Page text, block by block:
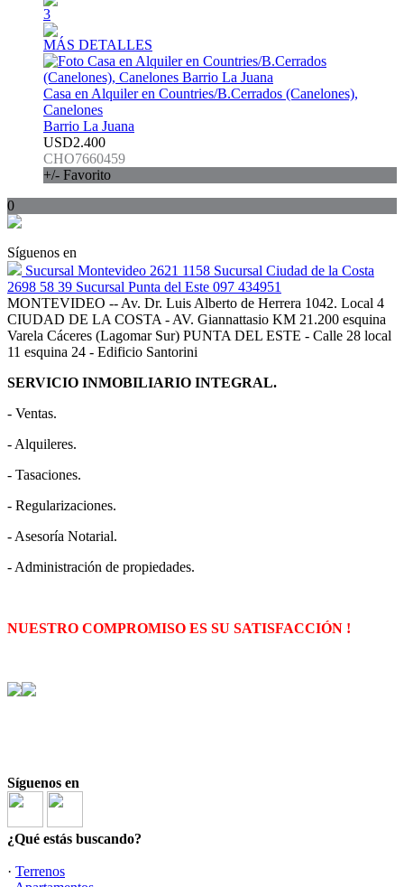
3
MÁS DETALLES
Casa en Alquiler en Countries/B.Cerrados (Canelones),
Canelones
Barrio La Juana
USD2.400
CHO7660459
+/- Favorito
0
Síguenos en
Sucursal Montevideo 2621 1158 Sucursal Ciudad de la Costa
2698 58 39 Sucursal Punta del Este 097 434951
MONTEVIDEO -- Av. Dr. Luis Alberto de Herrera 1042. Local 4
CIUDAD DE LA COSTA - AV. Giannattasio KM 21.200 esquina
Varela Cáceres (Lagomar Sur) PUNTA DEL ESTE - Calle 28 local
11 esquina 24 - Edificio Santorini
SERVICIO INMOBILIARIO INTEGRAL.
- Ventas.
- Alquileres.
- Tasaciones.
- Regularizaciones.
- Asesoría Notarial.
- Administración de propiedades.
NUESTRO COMPROMISO ES SU SATISFACCIÓN !
Síguenos en
¿Qué estás buscando?
· Terrenos